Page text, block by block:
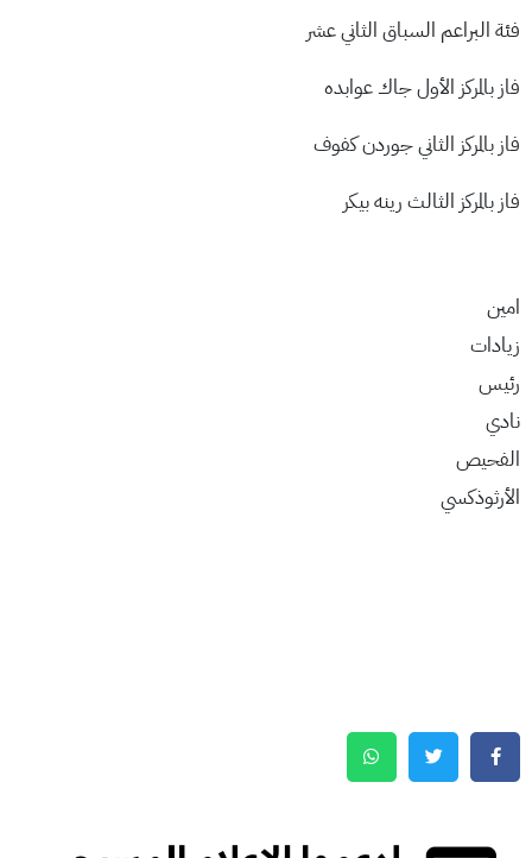
فئة البراعم السباق الثاني عشر
فاز بالمركز الأول جاك عوابده
فاز بالمركز الثاني جوردن كفوف
فاز بالمركز الثالث رينه بيكر
امين
زيادات
رئيس
نادي
الفحيص
الأرثوذكسي